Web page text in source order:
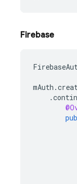
Firebase
mAuth .
.